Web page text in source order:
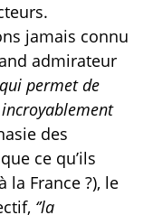
jamais connu
admirateur
permet de
des
ce qu’ils
la France ?), le
‘’la